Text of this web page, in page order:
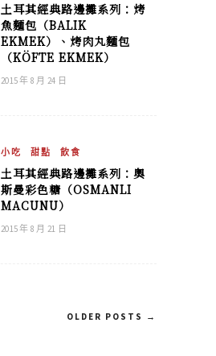
土耳其經典路邊攤系列：烤
魚麵包（BALIK
EKMEK）、烤肉丸麵包
（KÖFTE EKMEK）
2015 年 8 月 24 日
小吃 甜點 飲食
土耳其經典路邊攤系列：奧
斯曼彩色糖（OSMANLI
MACUNU）
2015 年 8 月 21 日
OLDER POSTS →